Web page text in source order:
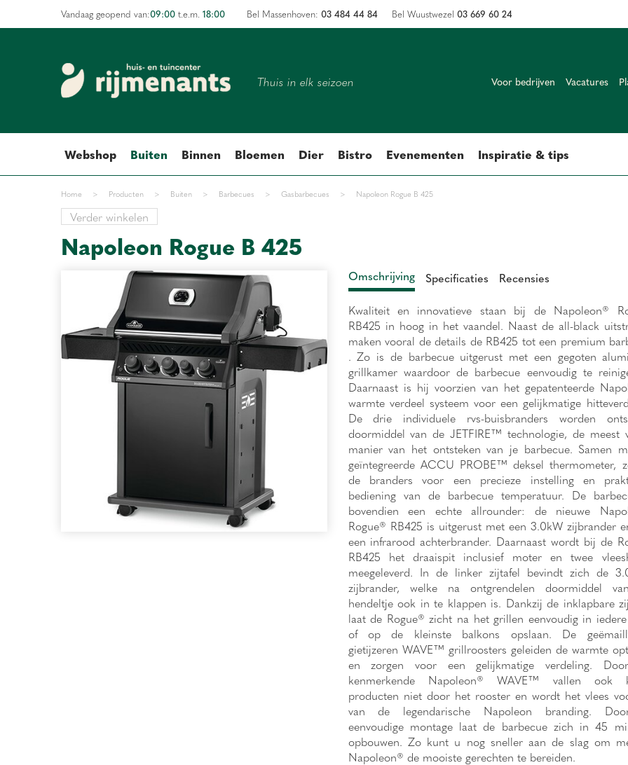
Home > Producten > Buiten > Barbecues > Gasbarbecues > Napoleon Rogue B 425
Vandaag geopend van:09:00 t.e.m. 18:00
Thuis in elk seizoen Voor bedrijven Vacatures
Webshop Buiten Binnen Bloemen Dier Bistro Evenementen Inspiratie & tips
Bel Massenhoven: 03 484 44 84 Bel Wuustwezel 03 669 60 24
Verder winkelen
Napoleon Rogue B 425
Omschrijving Specificaties Recensies
Kwaliteit en innovatieve staan bij de Napoleon®
RB425 in hoog in het vaandel. Naast de all-black
maken vooral de details de RB425 tot een premium
. Zo is de barbecue uitgerust met een gegoten
grillkamer waardoor de barbecue eenvoudig te
Daarnaast is hij voorzien van het gepatenteerde
warmte verdeel systeem voor een gelijkmatige
De drie individuele rvs-buisbranders worden
doormiddel van de JETFIRE™ technologie, de meest
manier van het ontsteken van je barbecue. Samen
geïntegreerde ACCU PROBE™ deksel thermometer,
de branders voor een precieze instelling en
bediening van de barbecue temperatuur. De
bovendien een echte allrounder: de nieuwe
Rogue® RB425 is uitgerust met een 3.0kW zijbrander
een infrarood achterbrander. Daarnaast wordt bij de
RB425 het draaispit inclusief moter en twee
meegeleverd. In de linker zijtafel bevindt zich de
zijbrander, welke na ontgrendelen doormiddel
hendeltje ook in te klappen is. Dankzij de inklapbare
laat de Rogue® zicht na het grillen eenvoudig in
of op de kleinste balkons opslaan. De
gietijzeren WAVE™ grillroosters geleiden de warmte
en zorgen voor een gelijkmatige verdeling.
kenmerkende Napoleon® WAVE™ vallen ook
producten niet door het rooster en wordt het vlees
van de legendarische Napoleon branding.
eenvoudige montage laat de barbecue zich in 45
opbouwen. Zo kunt u nog sneller aan de slag om
Napoleon® de mooiste gerechten te bereiden.